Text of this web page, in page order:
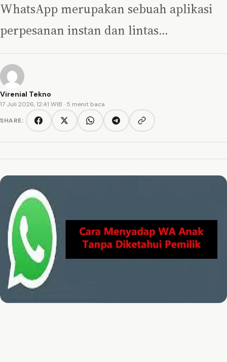
WhatsApp merupakan sebuah aplikasi
perpesanan instan dan lintas…
Virenial Tekno
17 Juli 2026, 12:41 WIB · 5 menit baca
SHARE:
FacebookTwitter/XWhatsAppTelegramCopy link